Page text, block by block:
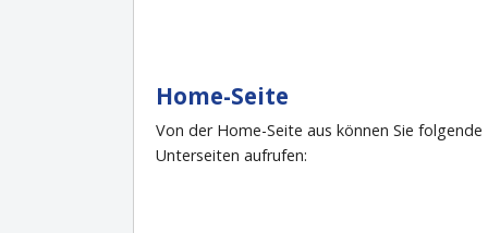
Home-Seite
Von der Home-Seite aus können Sie folgende
Unterseiten aufrufen: